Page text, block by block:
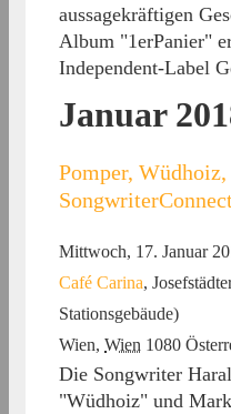
aussagekräftigen
Album "1erPanier"
Independent-Label
Januar
Pomper,
Mittwoch, 17. Januar
Café Carina,
Stationsgebäude)
Wien, Wien 1080
Die Songwriter
"Wüdhoiz" und